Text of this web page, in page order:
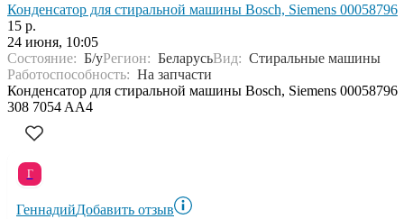
Конденсатор для стиральной машины Bosch, Siemens 00058796
15 р.
24 июня, 10:05
Состояние: Б/уРегион: БеларусьВид: Стиральные машины
Работоспособность: На запчасти
Конденсатор для стиральной машины Bosch, Siemens 00058796
308 7054 AA4
Г
ГеннадийДобавить отзыв